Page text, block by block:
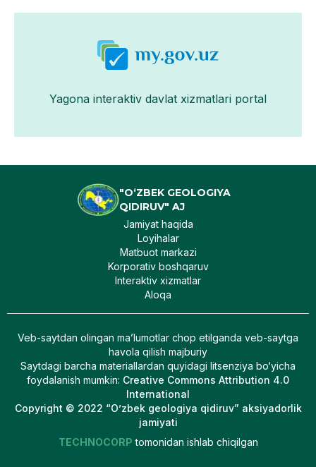
Yagona interaktiv davlat xizmatlari portal
"O‘ZBEK GEOLOGIYA
QIDIRUV" AJ
Jamiyat haqida
Loyihalar
Matbuot markazi
Korporativ boshqaruv
Interaktiv xizmatlar
Aloqa
Veb-saytdan olingan maʼlumotlar chop etilganda veb-saytga
havola qilish majburiy
Saytdagi barcha materiallardan quyidagi litsenziya bo‘yicha
foydalanish mumkin: Creative Commons Attribution 4.0
International
Copyright © 2022 “O’zbek geologiya qidiruv” aksiyadorlik
jamiyati
TECHNOCORP tomonidan ishlab chiqilgan